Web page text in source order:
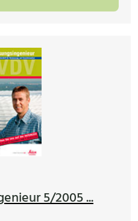
5/2005 ...